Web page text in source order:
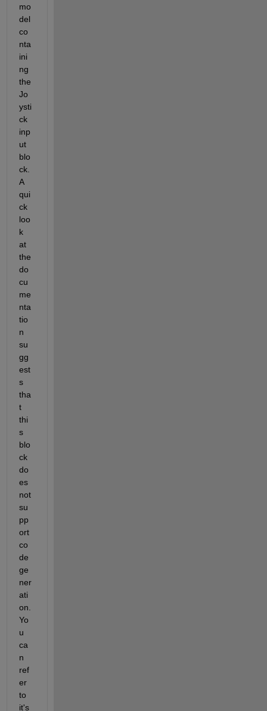
mo
del
co
nta
ini
ng
the
Jo
ysti
ck
inp
ut
blo
ck.
A
qui
ck
loo
k
at
the
do
cu
me
nta
tio
n
su
gg
est
s
tha
t
thi
s
blo
ck
do
es
not
su
pp
ort
co
de
ge
ner
ati
on.
Yo
u
ca
n
ref
er
to
it's